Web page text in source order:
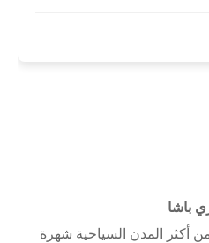
باشا
من أكثر المدن السياحية شهرة